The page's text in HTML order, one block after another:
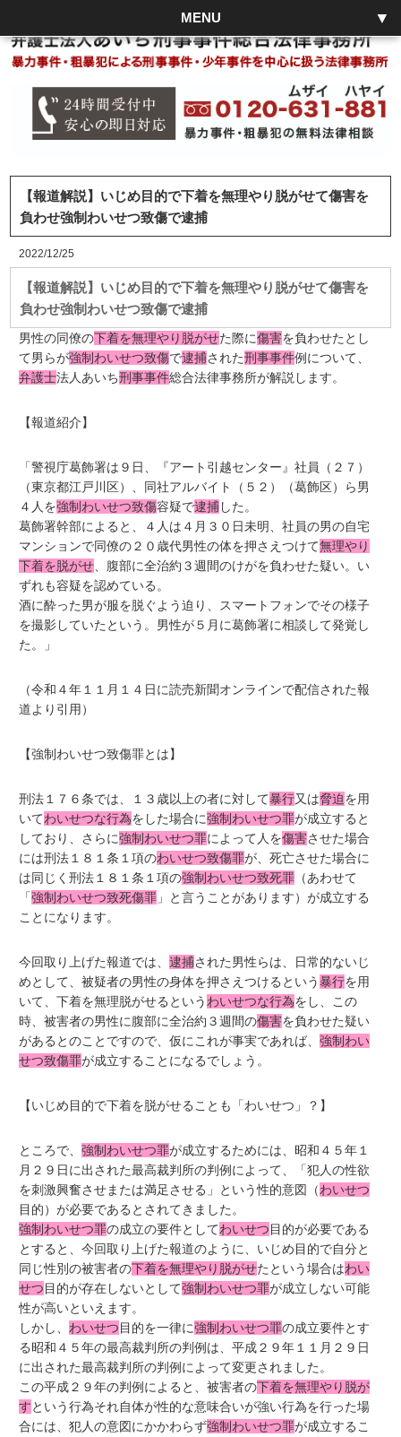
MENU
【報道解説】いじめ目的で下着を無理やり脱がせて傷害を
負わせ強制わいせつ致傷で逮捕
2022/12/25
【報道解説】いじめ目的で下着を無理やり脱がせて傷害を
負わせ強制わいせつ致傷で逮捕
男性の同僚の下着を無理やり脱がせた際に傷害を負わせたとし
て男らが強制わいせつ致傷で逮捕された刑事事件例について、
弁護士法人あいち刑事事件総合法律事務所が解説します。
【報道紹介】
「警視庁葛飾署は９日、『アート引越センター』社員（２７）
（東京都江戸川区）、同社アルバイト（５２）（葛飾区）ら男
４人を強制わいせつ致傷容疑で逮捕した。
葛飾署幹部によると、４人は４月３０日未明、社員の男の自宅
マンションで同僚の２０歳代男性の体を押さえつけて無理やり
下着を脱がせ、腹部に全治約３週間のけがを負わせた疑い。い
ずれも容疑を認めている。
酒に酔った男が服を脱ぐよう迫り、スマートフォンでその様子
を撮影していたという。男性が５月に葛飾署に相談して発覚し
た。」
（令和４年１１月１４日に読売新聞オンラインで配信された報
道より引用）
【強制わいせつ致傷罪とは】
刑法１７６条では、１３歳以上の者に対して暴行又は脅迫を用
いてわいせつな行為をした場合に強制わいせつ罪が成立すると
しており、さらに強制わいせつ罪によって人を傷害させた場合
には刑法１８１条１項のわいせつ致傷罪が、死亡させた場合に
は同じく刑法１８１条１項の強制わいせつ致死罪 （あわせて
「強制わいせつ致死傷罪 」と言うことがあります）が成立する
ことになります。
今回取り上げた報道では、逮捕された男性らは、日常的ないじ
めとして、被疑者の男性の身体を押さえつけるという暴行を用
いて、下着を無理脱がせるというわいせつな行為をし、この
時、被害者の男性に腹部に全治約３週間の傷害を負わせた疑い
があるとのことですので、仮にこれが事実であれば、強制わい
せつ致傷罪が成立することになるでしょう。
【いじめ目的で下着を脱がせることも「わいせつ」？】
ところで、強制わいせつ罪が成立するためには、昭和４５年１
月２９日に出された最高裁判所の判例によって、「犯人の性欲
を刺激興奮させまたは満足させる」という性的意図（わいせつ
目的）が必要であるとされてきました。
強制わいせつ罪の成立の要件としてわいせつ目的が必要である
とすると、今回取り上げた報道のように、いじめ目的で自分と
同じ性別の被害者の下着を無理やり脱がせたという場合はわい
せつ目的が存在しないとして強制わいせつ罪が成立しない可能
性が高いといえます。
しかし、わいせつ目的を一律に強制わいせつ罪の成立要件とす
る昭和４５年の最高裁判所の判例は、平成２９年１１月２９日
に出された最高裁判所の判例によって変更されました。
この平成２９年の判例によると、被害者の下着を無理やり脱が
すという行為それ自体が性的な意味合いが強い行為を行った場
合には、犯人の意図にかかわらず強制わいせつ罪が成立するこ